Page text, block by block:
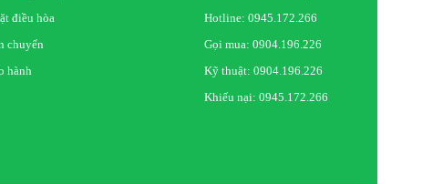
điều hòa
chuyển
hành
Hotline: 0945.172.266
Gọi mua: 0904.196.226
Kỹ thuật: 0904.196.226
Khiếu nại: 0945.172.266